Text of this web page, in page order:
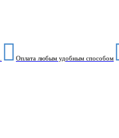
Оплата любым удобным способом